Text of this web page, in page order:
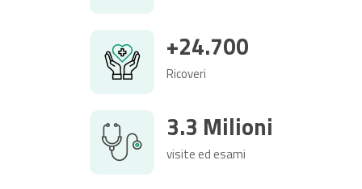
+24.700
Ricoveri
3.3 Milioni
visite ed esami